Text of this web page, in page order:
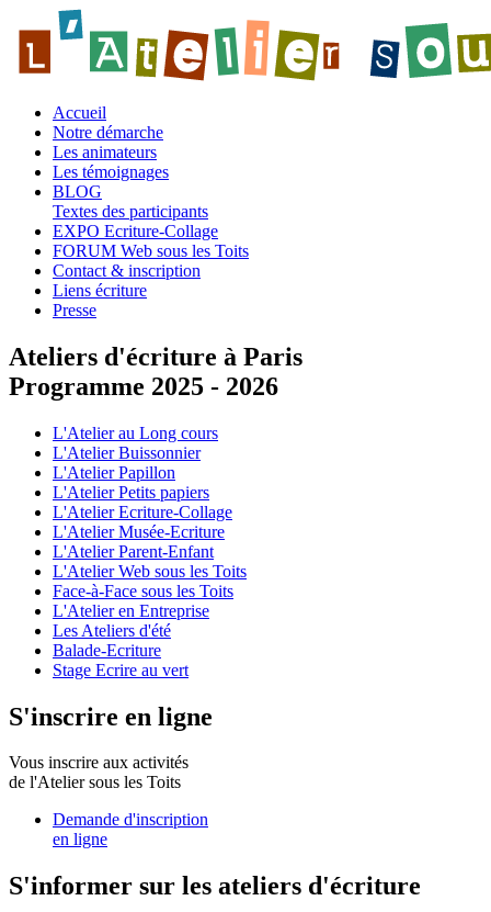
Accueil
Notre démarche
Les animateurs
Les témoignages
BLOG
Textes des participants
EXPO Ecriture-Collage
FORUM Web sous les Toits
Contact & inscription
Liens écriture
Presse
Ateliers d'écriture à Paris
Programme 2025 - 2026
L'Atelier au Long cours
L'Atelier Buissonnier
L'Atelier Papillon
L'Atelier Petits papiers
L'Atelier Ecriture-Collage
L'Atelier Musée-Ecriture
L'Atelier Parent-Enfant
L'Atelier Web sous les Toits
Face-à-Face sous les Toits
L'Atelier en Entreprise
Les Ateliers d'été
Balade-Ecriture
Stage Ecrire au vert
S'inscrire en ligne
Vous inscrire aux activités
de l'Atelier sous les Toits
Demande d'inscription
en ligne
S'informer sur les ateliers d'écriture